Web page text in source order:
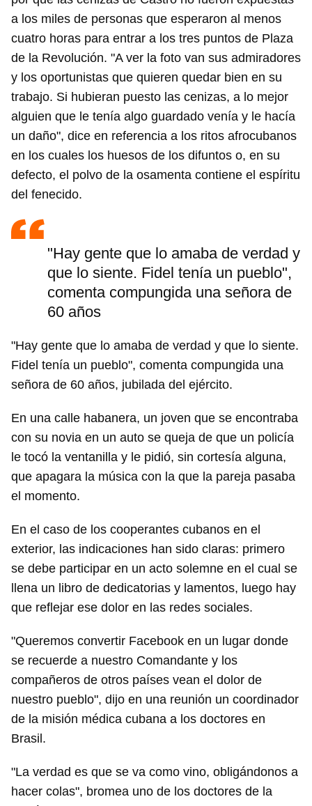
a los miles de personas que esperaron al menos
cuatro horas para entrar a los tres puntos de Plaza
de la Revolución. "A ver la foto van sus admiradores
y los oportunistas que quieren quedar bien en su
trabajo. Si hubieran puesto las cenizas, a lo mejor
alguien que le tenía algo guardado venía y le hacía
un daño", dice en referencia a los ritos afrocubanos
en los cuales los huesos de los difuntos o, en su
defecto, el polvo de la osamenta contiene el espíritu
del fenecido.
"Hay gente que lo amaba de verdad y
que lo siente. Fidel tenía un pueblo",
comenta compungida una señora de
60 años
"Hay gente que lo amaba de verdad y que lo siente.
Fidel tenía un pueblo", comenta compungida una
señora de 60 años, jubilada del ejército.
En una calle habanera, un joven que se encontraba
con su novia en un auto se queja de que un policía
le tocó la ventanilla y le pidió, sin cortesía alguna,
que apagara la música con la que la pareja pasaba
el momento.
En el caso de los cooperantes cubanos en el
exterior, las indicaciones han sido claras: primero
se debe participar en un acto solemne en el cual se
llena un libro de dedicatorias y lamentos, luego hay
que reflejar ese dolor en las redes sociales.
"Queremos convertir Facebook en un lugar donde
se recuerde a nuestro Comandante y los
compañeros de otros países vean el dolor de
nuestro pueblo", dijo en una reunión un coordinador
de la misión médica cubana a los doctores en
Brasil.
"La verdad es que se va como vino, obligándonos a
hacer colas", bromea uno de los doctores de la